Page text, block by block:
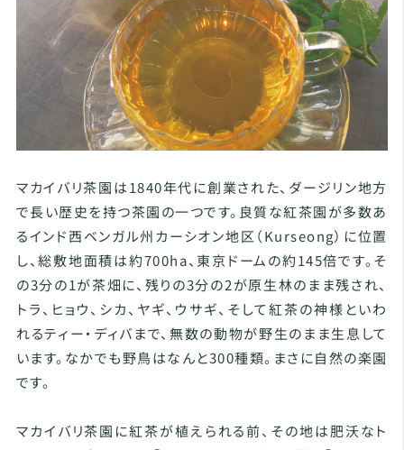
マカイバリ茶園は1840年代に創業された、ダージリン地方
で長い歴史を持つ茶園の一つです。良質な紅茶園が多数あ
るインド西ベンガル州カーシオン地区（Kurseong）に位置
し、総敷地面積は約700ha、東京ドームの約145倍です。そ
の3分の1が茶畑に、残りの3分の2が原生林のまま残され、
トラ、ヒョウ、シカ、ヤギ、ウサギ、そして紅茶の神様といわ
れるティー・ディバまで、無数の動物が野生のまま生息して
います。なかでも野鳥はなんと300種類。まさに自然の楽園
です。
マカイバリ茶園に紅茶が植えられる前、その地は肥沃なト